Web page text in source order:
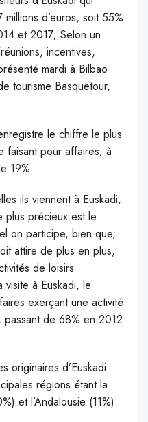
d’euros, soit 55%
et 2017; Selon un
incentives,
mardi à Bilbao
tourisme Basquetour,
le chiffre le plus
faisant pour affaires; à
19%.
ils viennent à Euskadi,
plus précieux est le
on participe, bien que,
attire de plus en plus,
de loisirs
visite à Euskadi, le
exerçant une activité
passant de 68% en 2012
originaires d’Euskadi
régions étant la
et l’Andalousie (11%).